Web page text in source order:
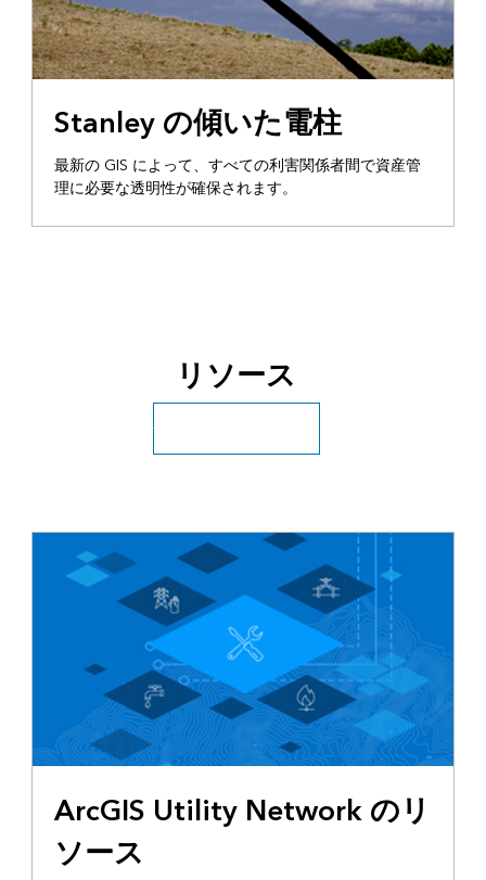
Stanley の傾いた電柱
最新の GIS によって、すべての利害関係者間で資産管
理に必要な透明性が確保されます。
リソース
全アーカイブにアクセス
ArcGIS Utility Network のリ
ソース